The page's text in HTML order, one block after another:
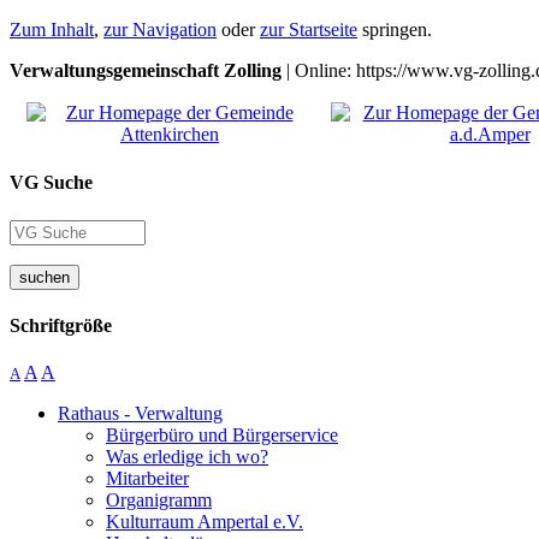
Zum Inhalt, zur Navigation oderzur Startseite springen.
Verwaltungsgemeinschaft Zolling | Online: https://www.vg-
VG Suche
suchen
Schriftgröße
A A A
Rathaus - Verwaltung
Bürgerbüro und Bürgerservice
Was erledige ich wo?
Mitarbeiter
Organigramm
Kulturraum Ampertal e.V.